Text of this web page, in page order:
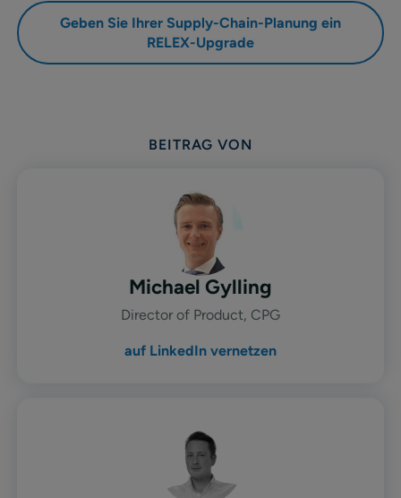
Geben Sie Ihrer Supply-Chain-Planung ein
RELEX-Upgrade
BEITRAG VON
Michael Gylling
Director of Product, CPG
auf LinkedIn vernetzen